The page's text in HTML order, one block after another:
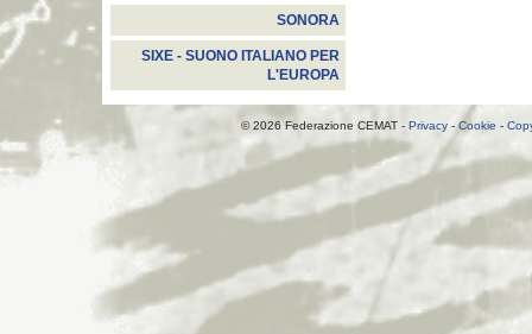
SONORA
SIXE - SUONO ITALIANO PER
L'EUROPA
© 2026 Federazione CEMAT - Privacy -Cookie -